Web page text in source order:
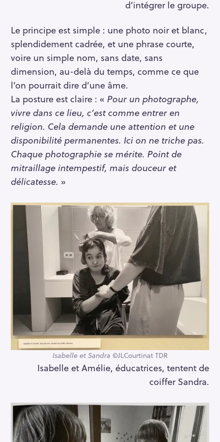
d’intégrer le groupe.
Le principe est simple : une photo noir et blanc,
splendidement cadrée, et une phrase courte,
voire un simple nom, sans date, sans
dimension, au-delà du temps, comme ce que
l’on pourrait dire d’une âme.
La posture est claire : « Pour un photographe,
vivre dans ce lieu, c’est comme entrer en
religion. Cela demande une attention et une
disponibilité permanentes. Ici on ne triche pas.
Chaque photographie se mérite. Point de
mitraillage intempestif, mais douceur et
délicatesse. »
Isabelle et Sandra ©JLCourtinat TDR
Isabelle et Amélie, éducatrices, tentent de
coiffer Sandra.
S
e
a
r
c
h
o
r
: